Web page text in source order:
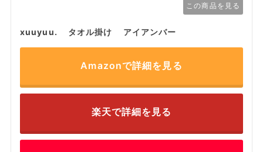
この商品を見る
xuuyuu. タオル掛け アイアンバー
Amazonで詳細を見る
楽天で詳細を見る